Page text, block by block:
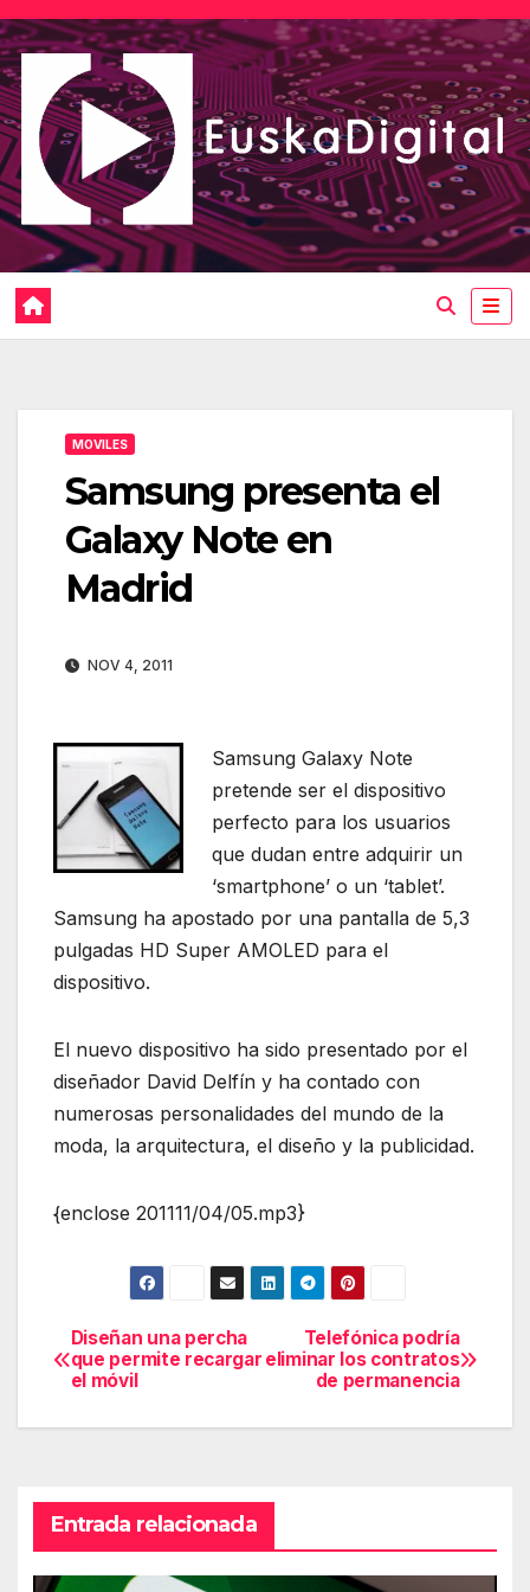
Saltar
al
contenido
MOVILES
Samsung presenta el
Galaxy Note en
Madrid
NOV 4, 2011
Samsung Galaxy Note
pretende ser el dispositivo
perfecto para los usuarios
que dudan entre adquirir un
‘smartphone’ o un ‘tablet’.
Samsung ha apostado por una pantalla de 5,3
pulgadas HD Super AMOLED para el
dispositivo.
El nuevo dispositivo ha sido presentado por el
diseñador David Delfín y ha contado con
numerosas personalidades del mundo de la
moda, la arquitectura, el diseño y la publicidad.
{enclose 201111/04/05.mp3}
Navegación
de
Telefónica podría
eliminar los contratos
de permanencia
Diseñan una percha
que permite recargar
el móvil
Entrada relacionada